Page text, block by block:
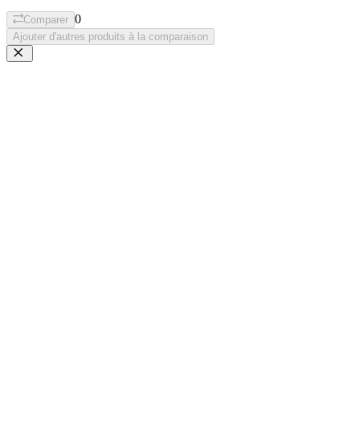
Comparer 0
Ajouter d'autres produits à la comparaison